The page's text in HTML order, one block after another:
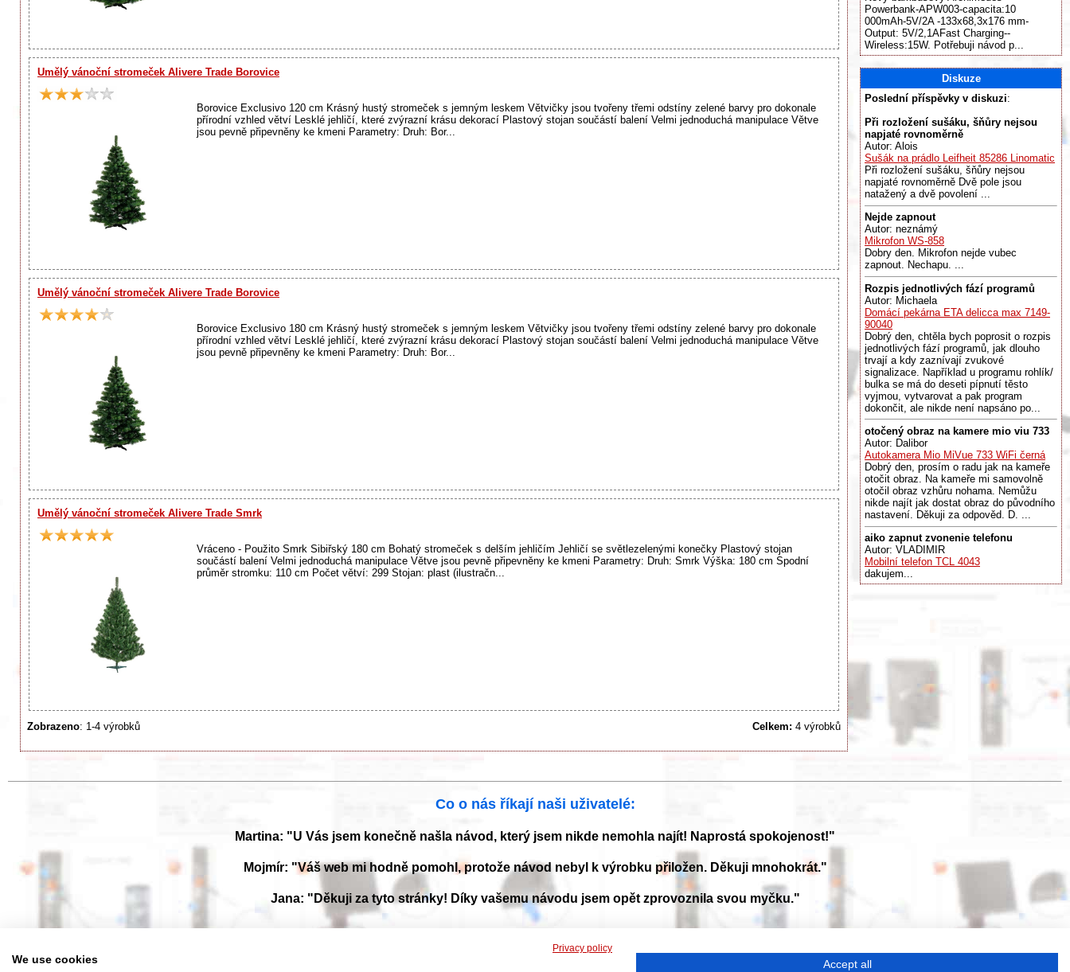
Umělý vánoční stromeček Alivere Trade Borovice
Borovice Exclusivo 120 cm Krásný hustý stromeček s jemným leskem Větvičky jsou tvořeny třemi odstíny zelené barvy pro dokonale
přírodní vzhled větví Lesklé jehličí, které zvýrazní krásu dekorací Plastový stojan součástí balení Velmi jednoduchá manipulace Větve
jsou pevně připevněny ke kmeni Parametry: Druh: Bor...
Umělý vánoční stromeček Alivere Trade Borovice
Borovice Exclusivo 180 cm Krásný hustý stromeček s jemným leskem Větvičky jsou tvořeny třemi odstíny zelené barvy pro dokonale
přírodní vzhled větví Lesklé jehličí, které zvýrazní krásu dekorací Plastový stojan součástí balení Velmi jednoduchá manipulace Větve
jsou pevně připevněny ke kmeni Parametry: Druh: Bor...
Umělý vánoční stromeček Alivere Trade Smrk
Vráceno - Použito Smrk Sibiřský 180 cm Bohatý stromeček s delším jehličím Jehličí se světlezelenými konečky Plastový stojan
součástí balení Velmi jednoduchá manipulace Větve jsou pevně připevněny ke kmeni Parametry: Druh: Smrk Výška: 180 cm Spodní
průměr stromku: 110 cm Počet větví: 299 Stojan: plast (ilustračn...
Zobrazeno: 1-4 výrobků Celkem: 4 výrobků
Powerbank-APW003-capacita:10
000mAh-5V/2A -133x68,3x176 mm-
Output: 5V/2,1AFast Charging--
Wireless:15W. Potřebuji návod p...
Diskuze
Poslední příspěvky v diskuzi:
Při rozložení sušáku, šňůry nejsou
napjaté rovnoměrně
Autor: Alois
Sušák na prádlo Leifheit 85286 Linomatic
Při rozložení sušáku, šňůry nejsou
napjaté rovnoměrně Dvě pole jsou
natažený a dvě povolení ...
Nejde zapnout
Autor: neznámý
Mikrofon WS-858
Dobry den. Mikrofon nejde vubec
zapnout. Nechapu. ...
Rozpis jednotlivých fází programů
Autor: Michaela
Domácí pekárna ETA delicca max 7149-
90040
Dobrý den, chtěla bych poprosit o rozpis
jednotlivých fází programů, jak dlouho
trvají a kdy zaznívají zvukové
signalizace. Například u programu rohlík/
bulka se má do deseti pípnutí těsto
vyjmou, vytvarovat a pak program
dokončit, ale nikde není napsáno po...
otočený obraz na kamere mio viu 733
Autor: Dalibor
Autokamera Mio MiVue 733 WiFi černá
Dobrý den, prosím o radu jak na kameře
otočit obraz. Na kameře mi samovolně
otočil obraz vzhůru nohama. Nemůžu
nikde najít jak dostat obraz do původního
nastavení. Děkuji za odpověd. D. ...
aiko zapnut zvonenie telefonu
Autor: VLADIMIR
Mobilní telefon TCL 4043
dakujem...
Co o nás říkají naši uživatelé:
Martina: "U Vás jsem konečně našla návod, který jsem nikde nemohla najít! Naprostá spokojenost!"
Mojmír: "Váš web mi hodně pomohl, protože návod nebyl k výrobku přiložen. Děkuji mnohokrát."
Jana: "Děkuji za tyto stránky! Díky vašemu návodu jsem opět zprovoznila svou myčku."
Prohlížejte návody k obsluze v češtine v naší online knihovně, manuály a příručky k obsluze ke stažení ve formátu PDF. Databáze s návody je neustále aktualizována a doplňována o nové výrobky. Sháníte návod? Požádejte
Privacy policy
We use cookies Accept all